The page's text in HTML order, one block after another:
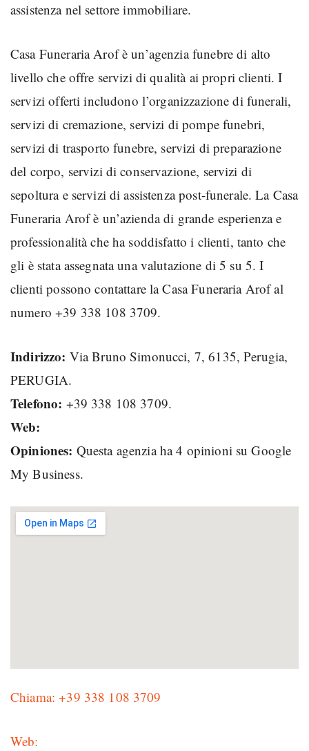
assistenza nel settore immobiliare.
Casa Funeraria Arof è un’agenzia funebre di alto
livello che offre servizi di qualità ai propri clienti. I
servizi offerti includono l’organizzazione di funerali,
servizi di cremazione, servizi di pompe funebri,
servizi di trasporto funebre, servizi di preparazione
del corpo, servizi di conservazione, servizi di
sepoltura e servizi di assistenza post-funerale. La Casa
Funeraria Arof è un’azienda di grande esperienza e
professionalità che ha soddisfatto i clienti, tanto che
gli è stata assegnata una valutazione di 5 su 5. I
clienti possono contattare la Casa Funeraria Arof al
numero +39 338 108 3709.
Indirizzo: Via Bruno Simonucci, 7, 6135, Perugia,
PERUGIA.
Telefono: +39 338 108 3709.
Web:
Opiniones: Questa agenzia ha 4 opinioni su Google
My Business.
Chiama: +39 338 108 3709
Web: